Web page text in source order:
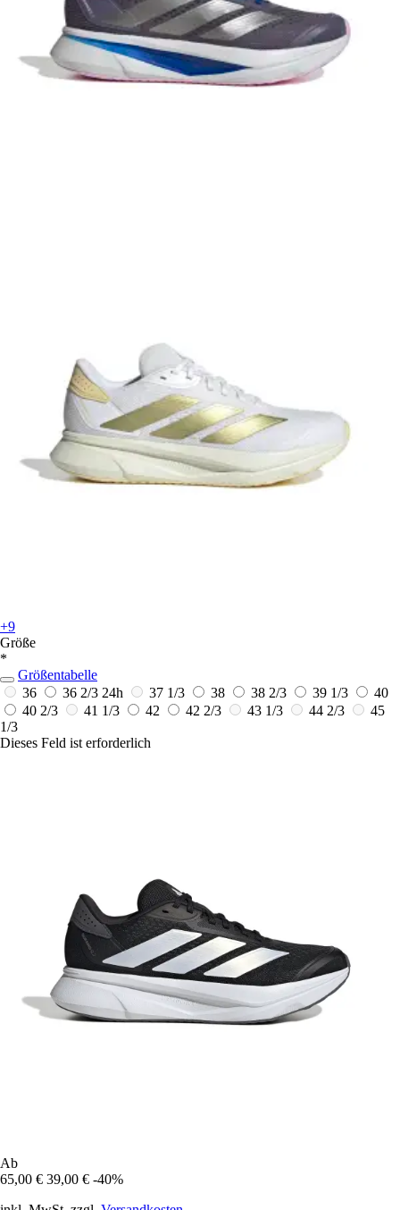
+9
Größe
*
Größentabelle
36
36 2/3 24h 37 1/3 38 38 2/3 39 1/3
40
40 2/3
41 1/3 42 42 2/3 43 1/3 44 2/3
45
1/3
Dieses Feld ist erforderlich
Ab
65,00 € 39,00 € -40%